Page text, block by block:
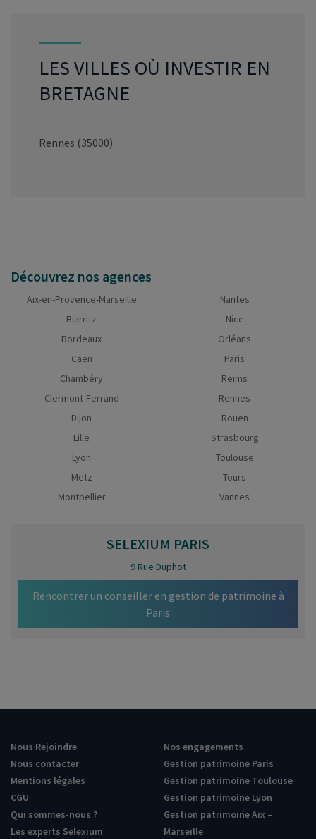
LES VILLES OÙ INVESTIR EN
BRETAGNE
Rennes (35000)
Découvrez nos agences
Aix-en-Provence-Marseille
Biarritz
Bordeaux
Caen
Chambéry
Clermont-Ferrand
Dijon
Lille
Lyon
Metz
Montpellier
Nantes
Nice
Orléans
Paris
Reims
Rennes
Rouen
Strasbourg
Toulouse
Tours
Vannes
SELEXIUM PARIS
9 Rue Duphot
Rencontrer un conseiller en gestion de patrimoine à
Paris
Nous Rejoindre
Nous contacter
Mentions légales
CGU
Qui sommes-nous ?
Les experts Selexium
Nos engagements
Gestion patrimoine Paris
Gestion patrimoine Toulouse
Gestion patrimoine Lyon
Gestion patrimoine Aix –
Marseille